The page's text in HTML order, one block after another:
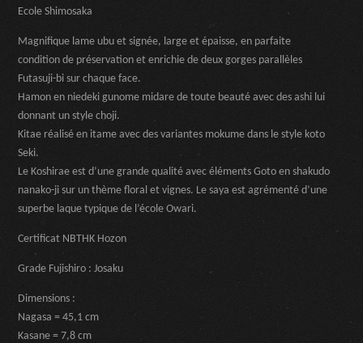
Ecole Shimosaka
Magnifique lame ubu et signée, large et épaisse, en parfaite
condition de préservation et enrichie de deux gorges parallèles
Futasuji-bi sur chaque face.
Hamon en niedeki gunome midare de toute beauté avec des ashi lui
donnant un style choji.
Kitae réalisé en itame avec des variantes mokume dans le style koto
Seki.
Le Koshirae est d’une grande qualité avec éléments Goto en shakudo
nanako-ji sur un thème floral et vignes. Le saya est agrémenté d’une
superbe laque typique de l’école Owari.
Certificat NBTHK Hozon
Grade Fujishiro : Josaku
Dimensions :
Nagasa = 45,1 cm
Kasane = 7,8 cm